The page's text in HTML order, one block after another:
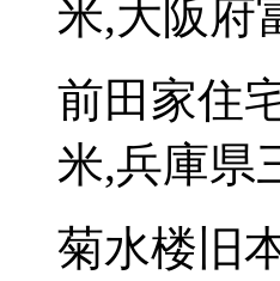
米,大阪府
前田家住
米,兵庫県
菊水楼旧